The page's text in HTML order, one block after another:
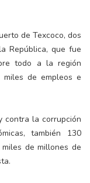
de Texcoco, dos
República, que fue
todo a la región
de empleos e
contra la corrupción
también 130
de millones de